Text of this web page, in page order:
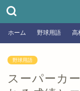
ホーム 野球用語 高
野球用語
スーパーカ